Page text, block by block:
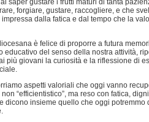
saper gustare i frutti maturi di tanta
forgiare, gustare, raccogliere, e che
dalla fatica e dal tempo che la
è felice di proporre a futura
educativo del senso della nostra attività,
più giovani la curiosità e la riflessione di
aspetti valoriali che oggi vanno
“efficientistico”, ma reso con fatica,
dicono insieme quello che oggi